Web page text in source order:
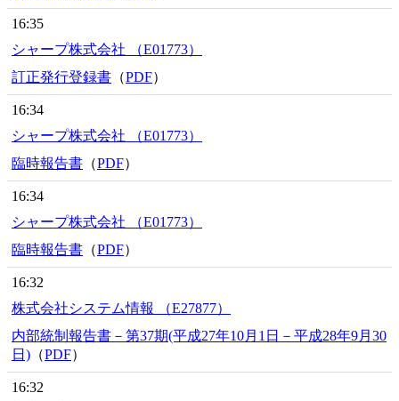
16:35
シャープ株式会社 （E01773）
訂正発行登録書 （PDF）
16:34
シャープ株式会社 （E01773）
臨時報告書 （PDF）
16:34
シャープ株式会社 （E01773）
臨時報告書 （PDF）
16:32
株式会社システム情報 （E27877）
内部統制報告書－第37期(平成27年10月1日－平成28年9月30
日) （PDF）
16:32